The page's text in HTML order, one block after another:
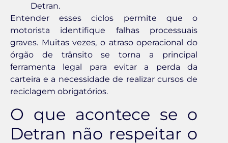
Detran.
Entender esses ciclos permite que o
motorista identifique falhas processuais
graves. Muitas vezes, o atraso operacional do
órgão de trânsito se torna a principal
ferramenta legal para evitar a perda da
carteira e a necessidade de realizar cursos de
reciclagem obrigatórios.
O que acontece se o
Detran não respeitar o